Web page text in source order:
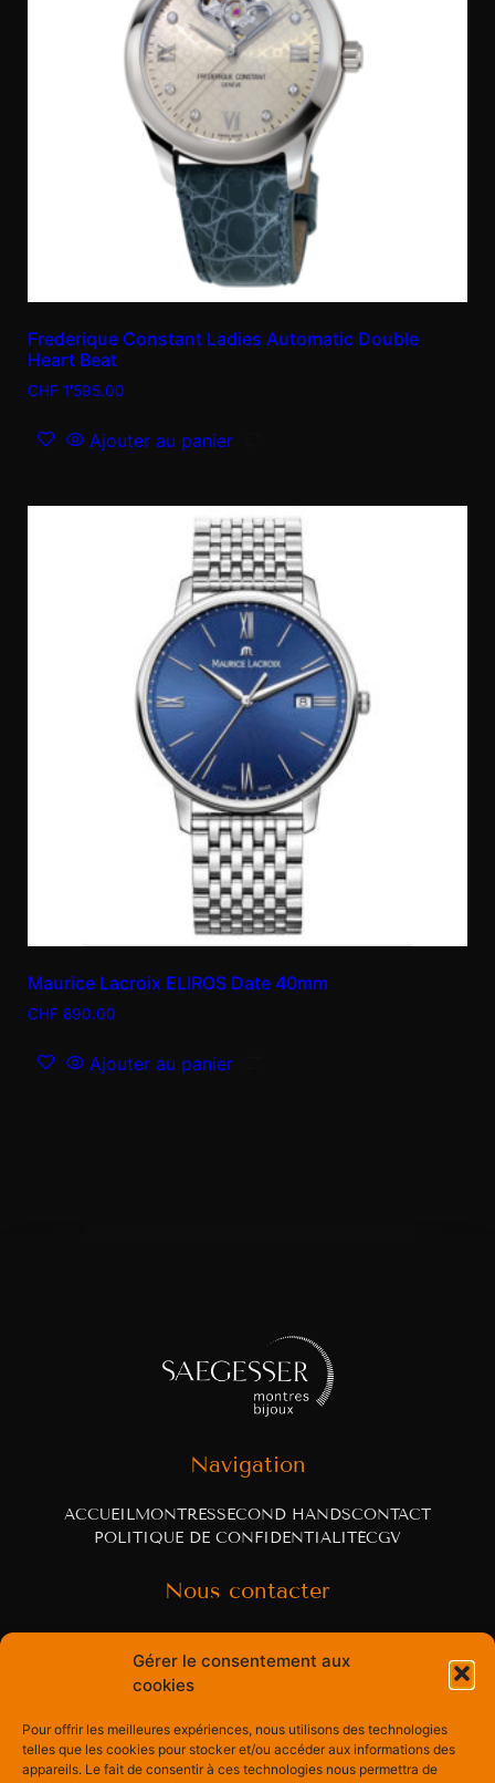
Gérer le consentement aux
cookies
Pour offrir les meilleures expériences, nous utilisons des technologies
telles que les cookies pour stocker et/ou accéder aux informations des
appareils. Le fait de consentir à ces technologies nous permettra de
Frederique Constant Ladies Automatic Double
Heart Beat
CHF 1'595.00
Ajouter au panier
Maurice Lacroix ELIROS Date 40mm
CHF 890.00
Ajouter au panier
Navigation
ACCUEILMONTRESSECOND HANDSCONTACT
POLITIQUE DE CONFIDENTIALITÉCGV
Nous contacter
3963 Crans-Montana, Switzerland
psaegesser@montresbijoux.ch